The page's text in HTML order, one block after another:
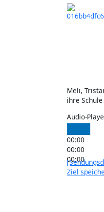
Meli,
ihre
Audio-
00:00
00:00
00:00
Ziel